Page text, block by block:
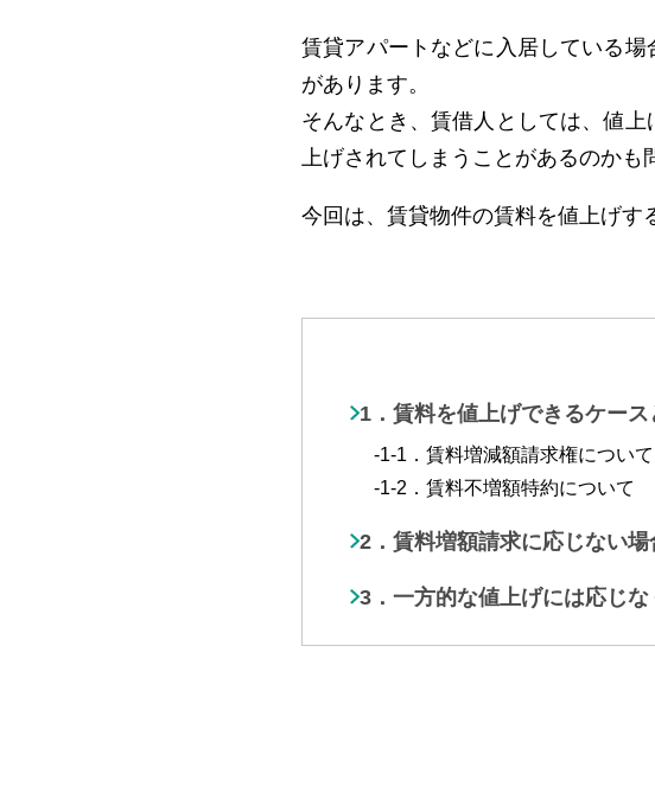
賃貸アパートなどに入居している
があります。
そんなとき、賃借人としては、値
上げされてしまうことがあるのかも
今回は、賃貸物件の賃料を値上げす
1．賃料を値上げできるケース
1-1．賃料増減額請求権について
1-2．賃料不増額特約について
2．賃料増額請求に応じない場
3．一方的な値上げには応じな